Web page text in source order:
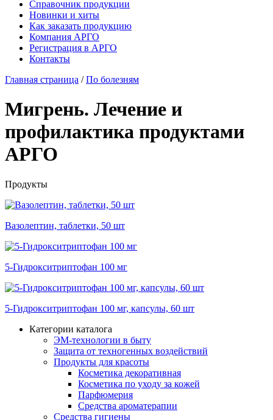
Справочник продукции
Новинки и хиты
Как заказать продукцию
Компания АРГО
Регистрация в АРГО
Контакты
Главная страница /По болезням
Мигрень. Лечение и
профилактика продуктами
АРГО
Продукты
Вазолептин, таблетки, 50 шт
5-Гидрокситриптофан 100 мг
5-Гидрокситриптофан 100 мг, капсулы, 60 шт
Категории каталога
ЭМ-технологии в быту
Защита от техногенных воздействий
Продукты для красоты
Косметика декоративная
Косметика по уходу за кожей
Парфюмерия
Средства ароматерапии
Средства гигиены